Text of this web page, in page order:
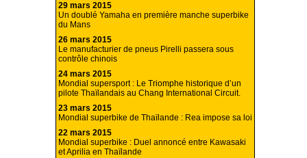
29 mars 2015
Un doublé Yamaha en première manche superbike
du Mans
26 mars 2015
Le manufacturier de pneus Pirelli passera sous
contrôle chinois
24 mars 2015
Mondial supersport : Le Triomphe historique d’un
pilote Thaïlandais au Chang International Circuit.
23 mars 2015
Mondial superbike de Thaïlande : Rea impose sa loi
22 mars 2015
Mondial superbike : Duel annoncé entre Kawasaki
et Aprilia en Thaïlande